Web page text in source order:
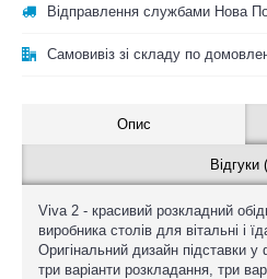
Відправлення службами Нова
Самовивіз зі складу по
Опис
Відгуки
Viva 2 - красивий розкладний
виробника столів для вітальні і
Оригінальний дизайн підставки
три варіанти розкладання, три